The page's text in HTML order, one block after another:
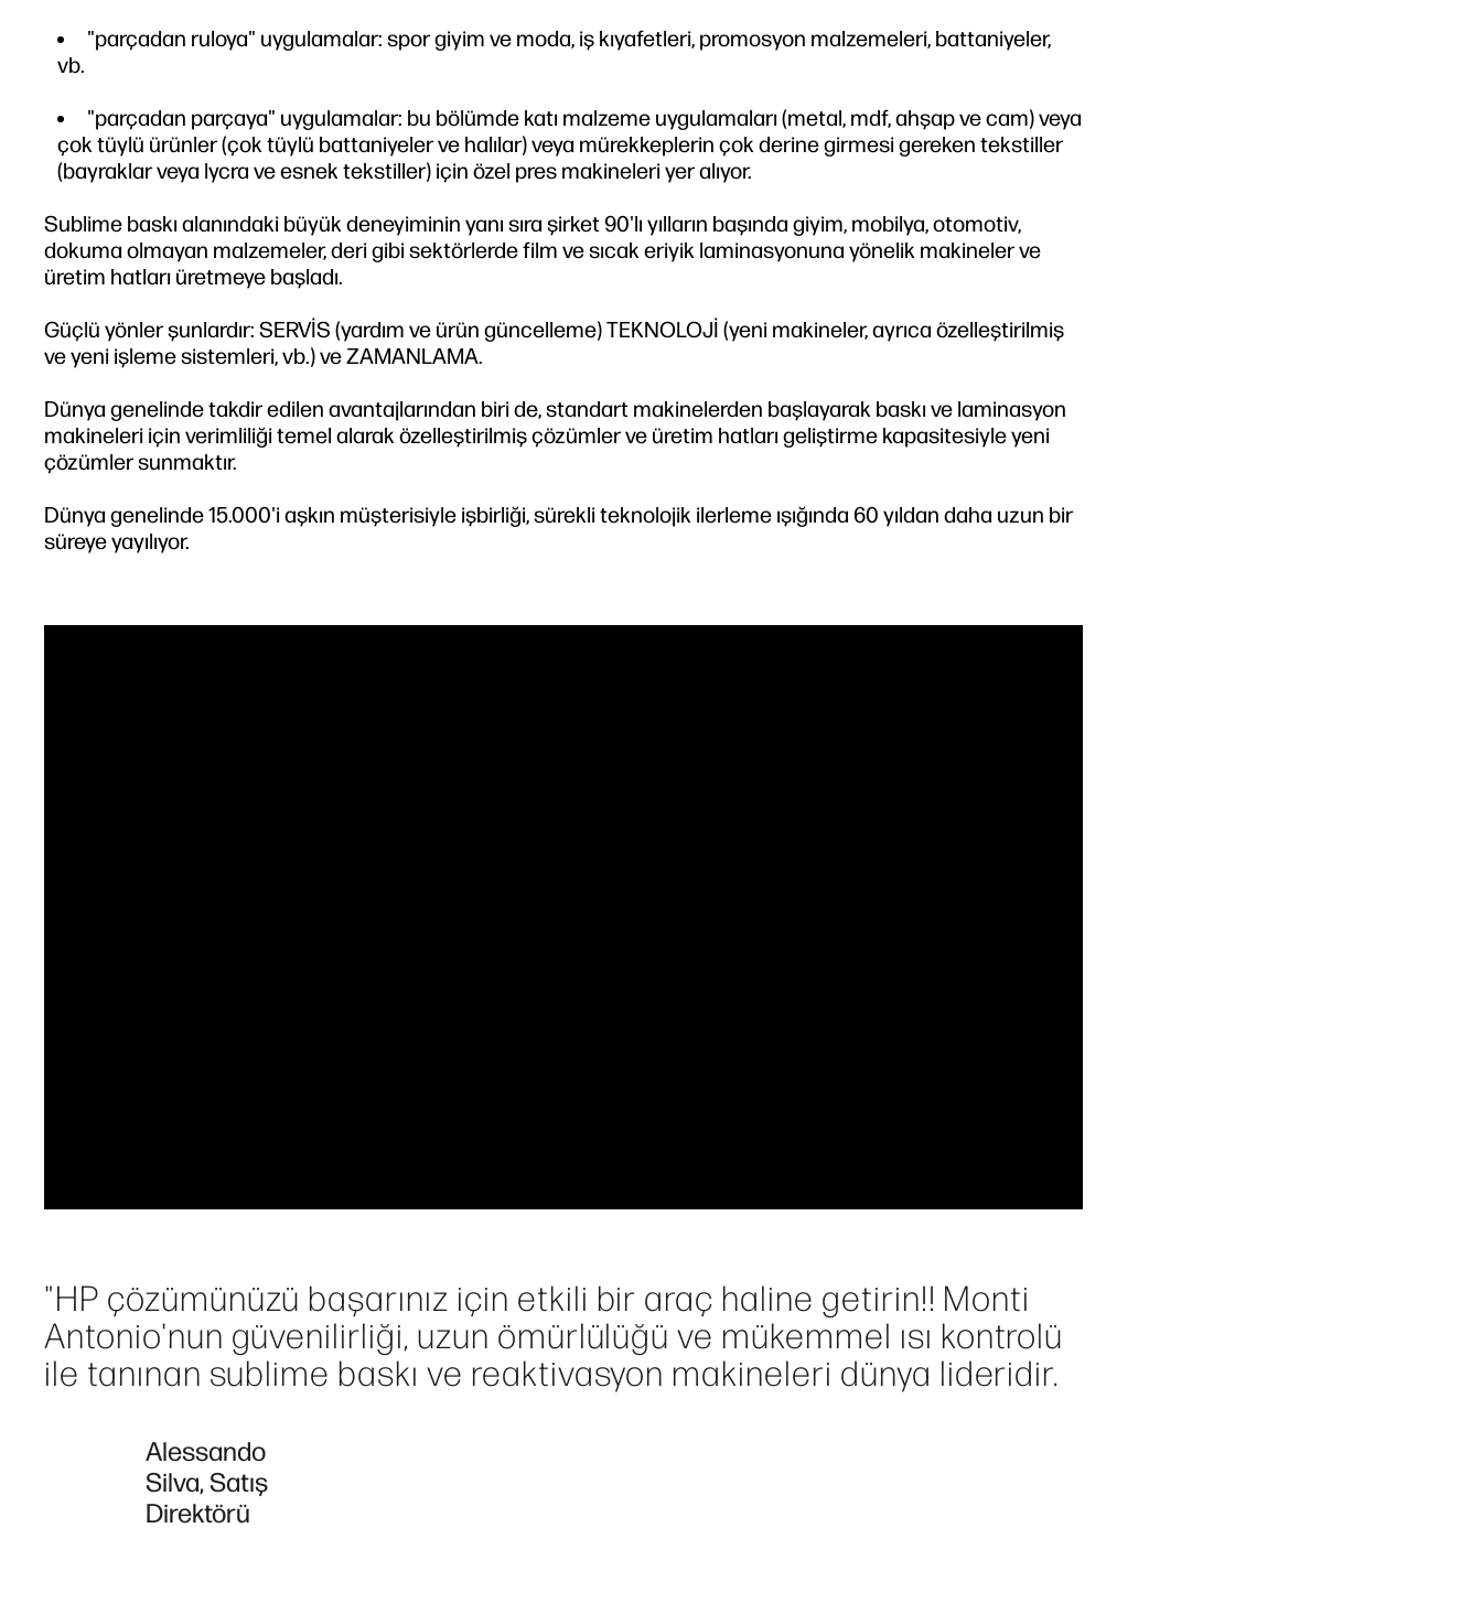
"parçadan ruloya" uygulamalar: spor giyim ve moda, iş kıyafetleri, promosyon malzemeleri, battaniyeler,
vb.
"parçadan parçaya" uygulamalar: bu bölümde katı malzeme uygulamaları (metal, mdf, ahşap ve cam) veya
çok tüylü ürünler (çok tüylü battaniyeler ve halılar) veya mürekkeplerin çok derine girmesi gereken tekstiller
(bayraklar veya lycra ve esnek tekstiller) için özel pres makineleri yer alıyor.
Sublime baskı alanındaki büyük deneyiminin yanı sıra şirket 90'lı yılların başında giyim, mobilya, otomotiv,
dokuma olmayan malzemeler, deri gibi sektörlerde film ve sıcak eriyik laminasyonuna yönelik makineler ve
üretim hatları üretmeye başladı.
Güçlü yönler şunlardır: SERVİS (yardım ve ürün güncelleme) TEKNOLOJİ (yeni makineler, ayrıca özelleştirilmiş
ve yeni işleme sistemleri, vb.) ve ZAMANLAMA.
Dünya genelinde takdir edilen avantajlarından biri de, standart makinelerden başlayarak baskı ve laminasyon
makineleri için verimliliği temel alarak özelleştirilmiş çözümler ve üretim hatları geliştirme kapasitesiyle yeni
çözümler sunmaktır.
Dünya genelinde 15.000'i aşkın müşterisiyle işbirliği, sürekli teknolojik ilerleme ışığında 60 yıldan daha uzun bir
süreye yayılıyor.
"HP çözümünüzü başarınız için etkili bir araç haline getirin!! Monti
Antonio'nun güvenilirliği, uzun ömürlülüğü ve mükemmel ısı kontrolü
ile tanınan sublime baskı ve reaktivasyon makineleri dünya lideridir.
Alessando
Silva, Satış
Direktörü